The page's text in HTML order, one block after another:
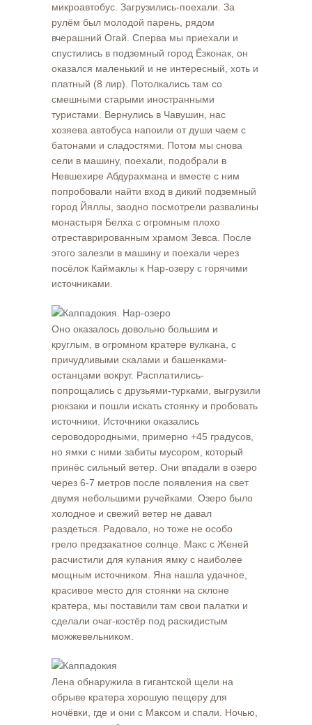
микроавтобус. Загрузились-поехали. За
рулём был молодой парень, рядом
вчерашний Огай. Сперва мы приехали и
спустились в подземный город Ёзконак, он
оказался маленький и не интересный, хоть и
платный (8 лир). Потолкались там со
смешными старыми иностранными
туристами. Вернулись в Чавушин, нас
хозяева автобуса напоили от души чаем с
батонами и сладостями. Потом мы снова
сели в машину, поехали, подобрали в
Невшехире Абдурахмана и вместе с ним
попробовали найти вход в дикий подземный
город Йяллы, заодно посмотрели развалины
монастыря Белха с огромным плохо
отреставрированным храмом Зевса. После
этого залезли в машину и поехали через
посёлок Каймаклы к Нар-озеру с горячими
источниками.
Оно оказалось довольно большим и
круглым, в огромном кратере вулкана, с
причудливыми скалами и башенками-
останцами вокруг. Расплатились-
попрощались с друзьями-турками, выгрузили
рюкзаки и пошли искать стоянку и пробовать
источники. Источники оказались
сероводородными, примерно +45 градусов,
но ямки с ними забиты мусором, который
принёс сильный ветер. Они впадали в озеро
через 6-7 метров после появления на свет
двумя небольшими ручейками. Озеро было
холодное и свежий ветер не давал
раздеться. Радовало, но тоже не особо
грело предзакатное солнце. Макс с Женей
расчистили для купания ямку с наиболее
мощным источником. Яна нашла удачное,
красивое место для стоянки на склоне
кратера, мы поставили там свои палатки и
сделали очаг-костёр под раскидистым
можжевельником.
Лена обнаружила в гигантской щели на
обрыве кратера хорошую пещеру для
ночёвки, где и они с Максом и спали. Ночью,